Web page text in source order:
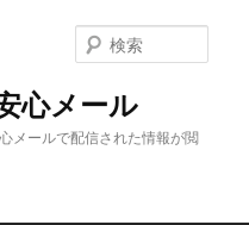
心メール
メールで配信された情報が閲
索